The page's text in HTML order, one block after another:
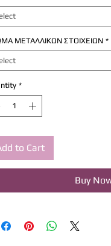
ΜΕΤΑΛΛΙΚΩΝ ΣΤΟΙΧΕΙΩΝ *
*
to Cart
Buy